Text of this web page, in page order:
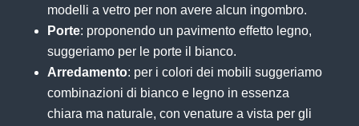
modelli a vetro per non avere alcun ingombro.
Porte: proponendo un pavimento effetto legno,
suggeriamo per le porte il bianco.
Arredamento: per i colori dei mobili suggeriamo
combinazioni di bianco e legno in essenza
chiara ma naturale, con venature a vista per gli